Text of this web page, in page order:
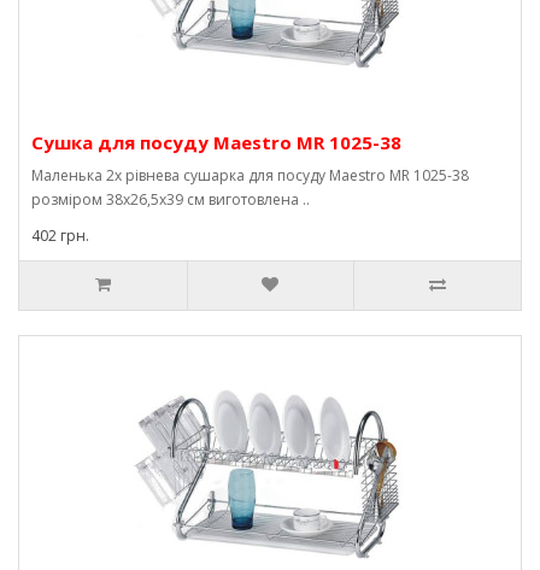
Сушка для посуду Maestro MR 1025-38
Маленька 2х рівнева сушарка для посуду Maestro MR 1025-38
розміром 38х26,5х39 см виготовлена ​​..
402 грн.